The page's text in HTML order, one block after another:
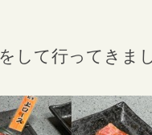
して行ってきま